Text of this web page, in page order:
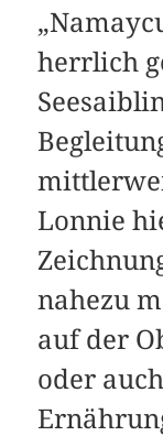
herrlich
Lonnie
nahezu
auf der
oder